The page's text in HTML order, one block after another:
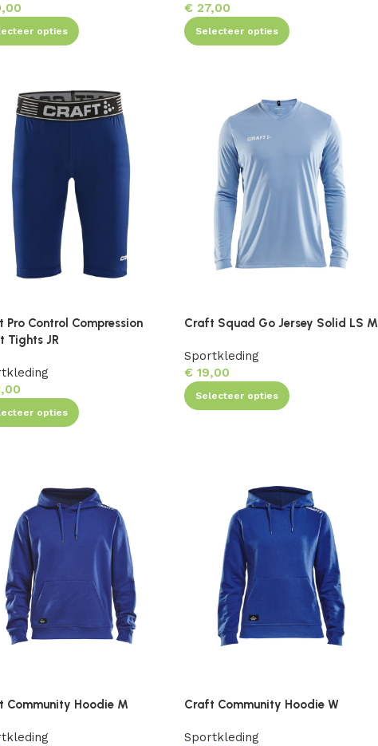
opties
€27,00
Selecteer opties
Pro Control Compression
Tights JR
opties
Craft Squad Go Jersey Solid LS M
Sportkleding
€19,00
Selecteer opties
Community Hoodie M Craft Community Hoodie W
Sportkleding